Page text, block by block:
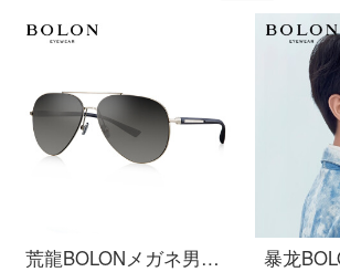
荒龍BOLONメガネ男性用軽い質感のガマ鏡ドライバー偏光サングラスBL 2362 M 17